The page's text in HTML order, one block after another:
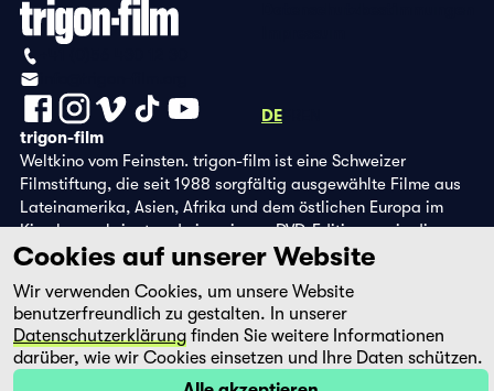
DE
trigon-film
Weltkino vom Feinsten. trigon-film ist eine Schweizer
Filmstiftung, die seit 1988 sorgfältig ausgewählte Filme aus
Lateinamerika, Asien, Afrika und dem östlichen Europa im
Kino herausbringt und eine eigene DVD-Edition sowie die
Streaming-Plattform filmingo betreibt.
Cookies auf unserer Website
Wir verwenden Cookies, um unsere Website
benutzerfreundlich zu gestalten. In unserer
Datenschutzerklärung finden Sie weitere Informationen
darüber, wie wir Cookies einsetzen und Ihre Daten schützen.